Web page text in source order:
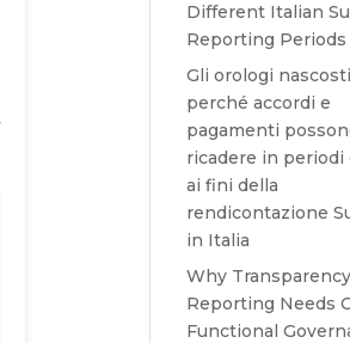
Different Italian
Reporting Periods
Gli orologi
perché accordi e
pagamenti
ricadere in periodi
ai fini della
rendicontazione
in Italia
Why Transparency
Reporting Needs
Functional